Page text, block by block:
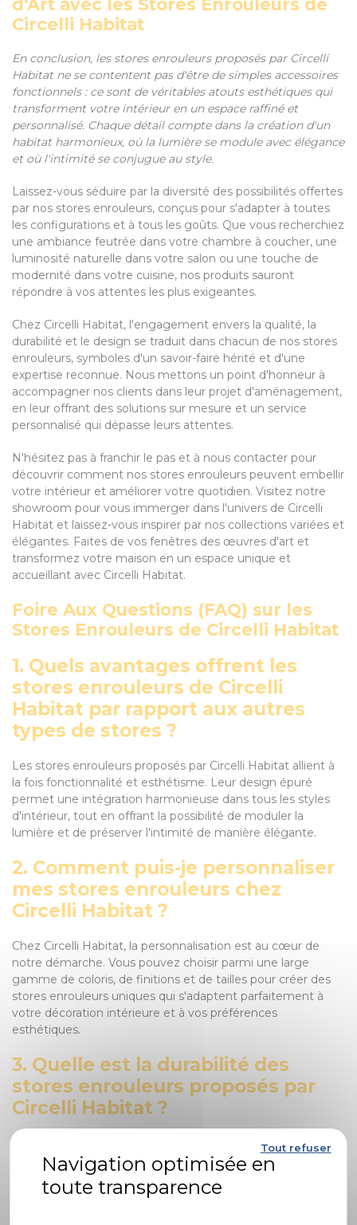
d'Art avec les Stores Enrouleurs de
Circelli Habitat
En conclusion, les stores enrouleurs proposés par Circelli
Habitat ne se contentent pas d'être de simples accessoires
fonctionnels : ce sont de véritables atouts esthétiques qui
transforment votre intérieur en un espace raffiné et
personnalisé. Chaque détail compte dans la création d'un
habitat harmonieux, où la lumière se module avec élégance
et où l'intimité se conjugue au style.
Laissez-vous séduire par la diversité des possibilités offertes
par nos stores enrouleurs, conçus pour s'adapter à toutes
les configurations et à tous les goûts. Que vous recherchiez
une ambiance feutrée dans votre chambre à coucher, une
luminosité naturelle dans votre salon ou une touche de
modernité dans votre cuisine, nos produits sauront
répondre à vos attentes les plus exigeantes.
Chez Circelli Habitat, l'engagement envers la qualité, la
durabilité et le design se traduit dans chacun de nos stores
enrouleurs, symboles d'un savoir-faire hérité et d'une
expertise reconnue. Nous mettons un point d'honneur à
accompagner nos clients dans leur projet d'aménagement,
en leur offrant des solutions sur mesure et un service
personnalisé qui dépasse leurs attentes.
N'hésitez pas à franchir le pas et à nous contacter pour
découvrir comment nos stores enrouleurs peuvent embellir
votre intérieur et améliorer votre quotidien. Visitez notre
showroom pour vous immerger dans l'univers de Circelli
Habitat et laissez-vous inspirer par nos collections variées et
élégantes. Faites de vos fenêtres des œuvres d'art et
transformez votre maison en un espace unique et
accueillant avec Circelli Habitat.
Foire Aux Questions (FAQ) sur les
Stores Enrouleurs de Circelli Habitat
1. Quels avantages offrent les
stores enrouleurs de Circelli
Habitat par rapport aux autres
types de stores ?
Les stores enrouleurs proposés par Circelli Habitat allient à
la fois fonctionnalité et esthétisme. Leur design épuré
permet une intégration harmonieuse dans tous les styles
d'intérieur, tout en offrant la possibilité de moduler la
lumière et de préserver l'intimité de manière élégante.
2. Comment puis-je personnaliser
mes stores enrouleurs chez
Circelli Habitat ?
Chez Circelli Habitat, la personnalisation est au cœur de
notre démarche. Vous pouvez choisir parmi une large
gamme de coloris, de finitions et de tailles pour créer des
stores enrouleurs uniques qui s'adaptent parfaitement à
votre décoration intérieure et à vos préférences
esthétiques.
3. Quelle est la durabilité des
stores enrouleurs proposés par
Circelli Habitat ?
Les stores enrouleurs de Circelli Habitat sont conçus avec
des matériaux de haute qualité et bénéficient d'une
fabrication soignée, garantissant leur longévité et leur
résistance aux aléas du temps. Leur capacité à préserver
Tout refuser